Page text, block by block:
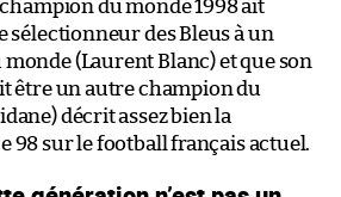
du monde 1998 ait
sélectionneur des Bleus à un
(Laurent Blanc) et que son
être un autre champion du
décrit assez bien la
98 sur le football français actuel.